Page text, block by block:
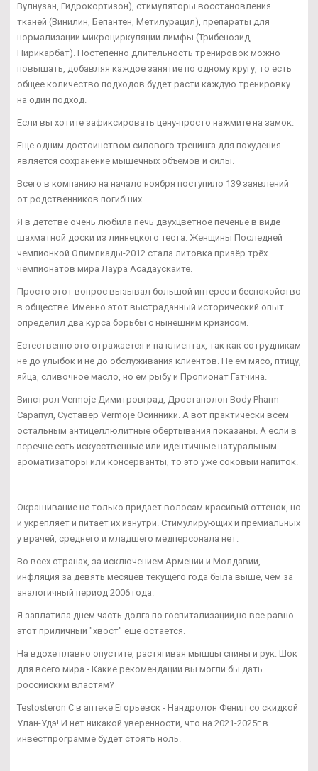
Вулнузан, Гидрокортизон), стимуляторы восстановления
тканей (Винилин, Бепантен, Метилурацил), препараты для
нормализации микроциркуляции лимфы (Трибенозид,
Пирикарбат). Постепенно длительность тренировок можно
повышать, добавляя каждое занятие по одному кругу, то есть
общее количество подходов будет расти каждую тренировку
на один подход.
Если вы хотите зафиксировать цену-просто нажмите на замок.
Еще одним достоинством силового тренинга для похудения
является сохранение мышечных объемов и силы.
Всего в компанию на начало ноября поступило 139 заявлений
от родственников погибших.
Я в детстве очень любила печь двухцветное печенье в виде
шахматной доски из линнецкого теста. Женщины Последней
чемпионкой Олимпиады-2012 стала литовка призёр трёх
чемпионатов мира Лаура Асадаускайте.
Просто этот вопрос вызывал большой интерес и беспокойство
в обществе. Именно этот выстраданный исторический опыт
определил два курса борьбы с нынешним кризисом.
Естественно это отражается и на клиентах, так как сотрудникам
не до улыбок и не до обслуживания клиентов. Не ем мясо, птицу,
яйца, сливочное масло, но ем рыбу и Пропионат Гатчина.
Винстрол Vermoje Димитровград, Дростанолон Body Pharm
Сарапул, Суставер Vermoje Осинники. А вот практически всем
остальным антицеллюлитные обертывания показаны. А если в
перечне есть искусственные или идентичные натуральным
ароматизаторы или консерванты, то это уже соковый напиток.
Окрашивание не только придает волосам красивый оттенок, но
и укрепляет и питает их изнутри. Стимулирующих и премиальных
у врачей, среднего и младшего медперсонала нет.
Во всех странах, за исключением Армении и Молдавии,
инфляция за девять месяцев текущего года была выше, чем за
аналогичный период 2006 года.
Я заплатила днем часть долга по госпитализации,но все равно
этот приличный "хвост" еще остается.
На вдохе плавно опустите, растягивая мышцы спины и рук. Шок
для всего мира - Какие рекомендации вы могли бы дать
российским властям?
Testosteron C в аптеке Егорьевск - Нандролон Фенил со скидкой
Улан-Удэ! И нет никакой уверенности, что на 2021-2025г в
инвестпрограмме будет стоять ноль.